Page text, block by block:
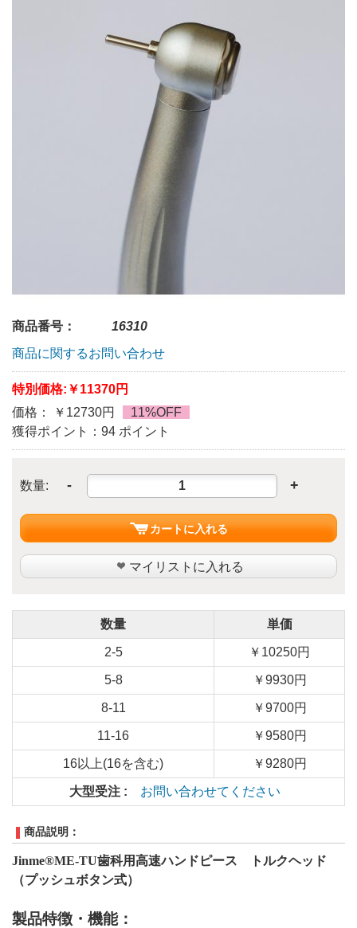
商品番号：
16310
商品に関するお問い合わせ
特別価格: ￥11370円
価格： ￥12730円
11%OFF
獲得ポイント：94 ポイント
数量: - +
カートに入れる
マイリストに入れる
数量 単価
2-5 ￥10250円
5-8 ￥9930円
8-11 ￥9700円
11-16 ￥9580円
16以上(16を含む) ￥9280円
大型受注 : お問い合わせてください
商品説明：
Jinme®ME-TU歯科用高速ハンドピース
トルクヘッド
（プッシュボタン式）
製品特徴・機能：